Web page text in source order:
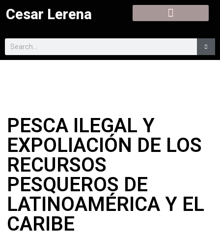
Cesar Lerena
PESCA ILEGAL Y
EXPOLIACIÓN DE LOS
RECURSOS
PESQUEROS DE
LATINOAMÉRICA Y EL
CARIBE